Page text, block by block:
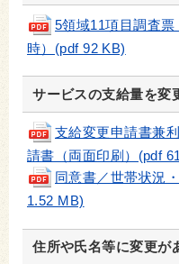
5領域11項目調査
時）(pdf 92 KB)
サービスの支給量を変
支給変更申請書兼
請書（両面印刷）(pdf
同意書／世帯状況
1.52 MB)
住所や氏名等に変更が